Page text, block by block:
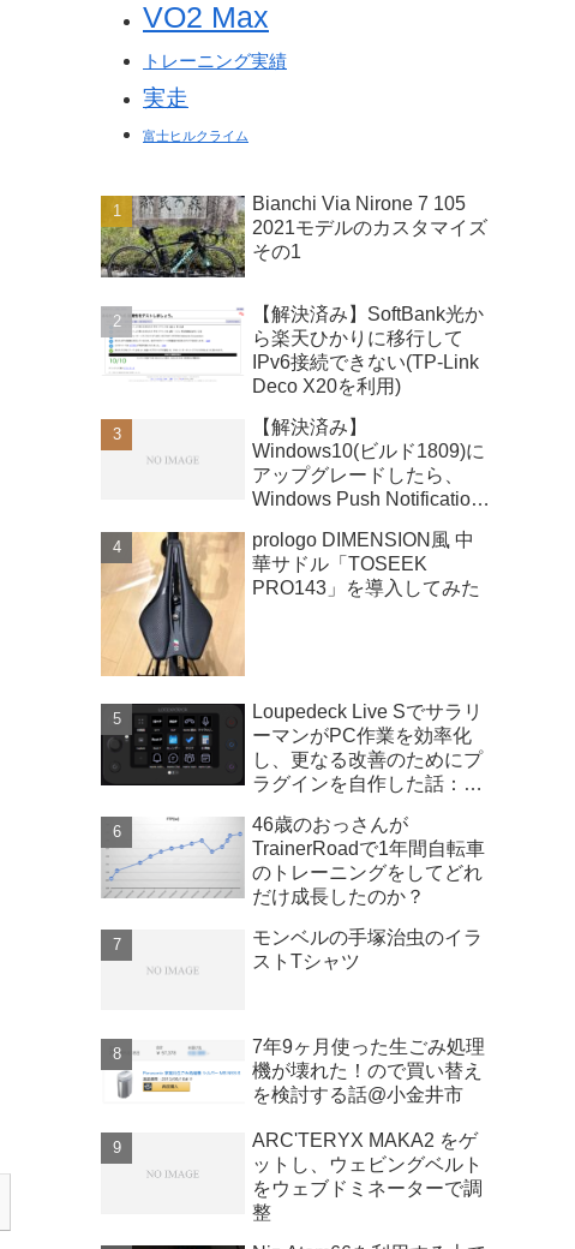
VO2 Max
トレーニング実績
実走
富士ヒルクライム
Bianchi Via Nirone 7 105
2021モデルのカスタマイズ
その1
【解決済み】SoftBank光か
ら楽天ひかりに移行して
IPv6接続できない(TP-Link
Deco X20を利用)
【解決済み】
Windows10(ビルド1809)に
アップグレードしたら、
Windows Push Notifications
prologo DIMENSION風 中
華サドル「TOSEEK
PRO143」を導入してみた
Loupedeck Live Sでサラリ
ーマンがPC作業を効率化
し、更なる改善のためにプ
ラグインを自作した話：
46歳のおっさんが
TrainerRoadで1年間自転車
のトレーニングをしてどれ
だけ成長したのか？
モンベルの手塚治虫のイラ
ストTシャツ
7年9ヶ月使った生ごみ処理
機が壊れた！ので買い替え
を検討する話@小金井市
ARC'TERYX MAKA2 をゲ
ットし、ウェビングベルト
をウェブドミネーターで調
整